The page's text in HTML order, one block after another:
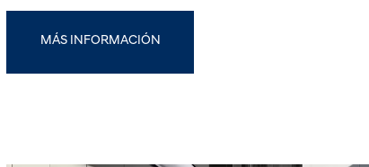
MÁS INFORMACIÓN